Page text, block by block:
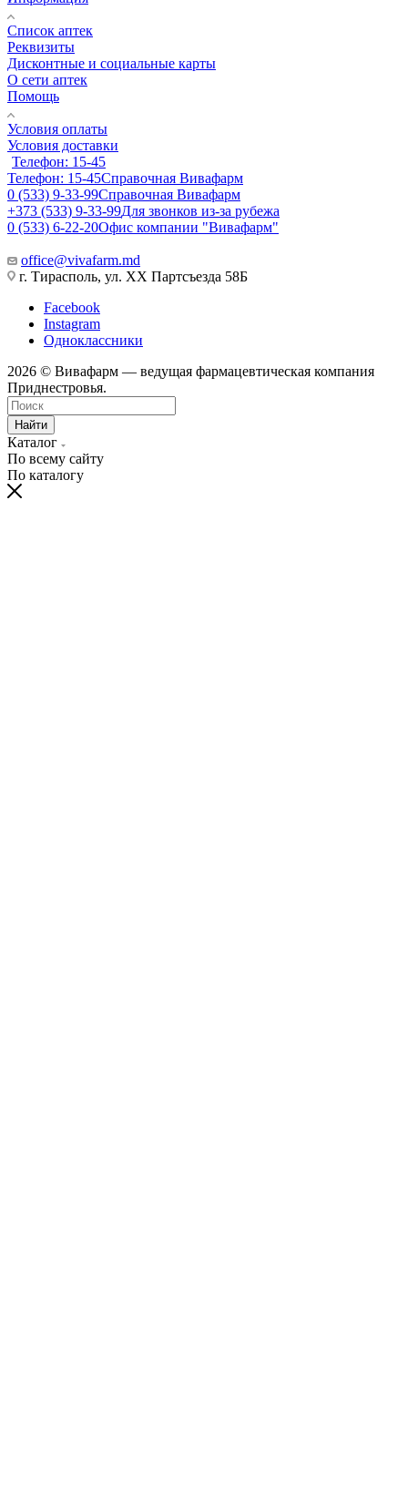
Список аптек
Реквизиты
Дисконтные и социальные карты
О сети аптек
Помощь
Условия оплаты
Условия доставки
Телефон: 15-45
Телефон: 15-45Справочная Вивафарм
0 (533) 9-33-99Справочная Вивафарм
+373 (533) 9-33-99Для звонков из-за рубежа
0 (533) 6-22-20Офис компании "Вивафарм"
office@vivafarm.md
г. Тирасполь, ул. ХХ Партсъезда 58Б
Facebook
Instagram
Одноклассники
2026 © Вивафарм — ведущая фармацевтическая компания
Приднестровья.
Найти
Каталог
По всему сайту
По каталогу